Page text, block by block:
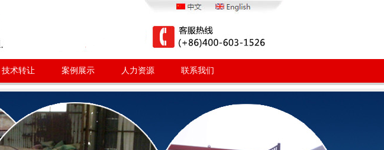
技术转让 案例展示 人力资源 联系我们